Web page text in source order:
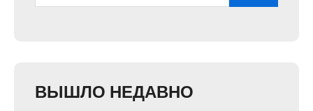
ВЫШЛО НЕДАВНО